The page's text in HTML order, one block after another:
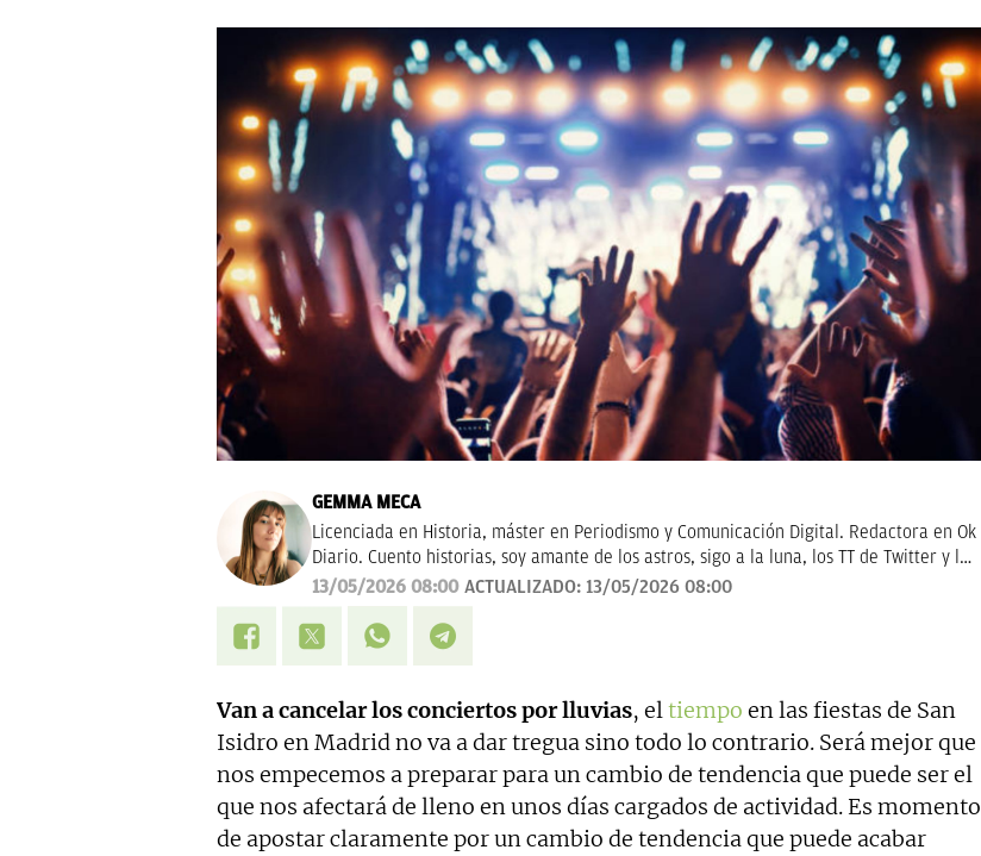
GEMMA MECA
Licenciada en Historia, máster en Periodismo y Comunicación Digital. Redactora en Ok
Diario. Cuento historias, soy amante de los astros, sigo a la luna, los TT de Twitter y las
tendencias en moda. Experta en noticias de consumo, lifestyle, recetas y Lotería de
13/05/2026 08:00 ACTUALIZADO: 13/05/2026 08:00
Van a cancelar los conciertos por lluvias, eltiempo en las fiestas de San
Isidro en Madrid no va a dar tregua sino todo lo contrario. Será mejor que
nos empecemos a preparar para un cambio de tendencia que puede ser el
que nos afectará de lleno en unos días cargados de actividad. Es momento
de apostar claramente por un cambio de tendencia que puede acabar